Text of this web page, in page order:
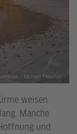
| Michael Fritscher
weisen
Manche
und